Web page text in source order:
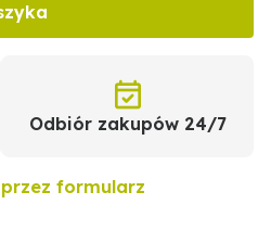
Odbiór zakupów 24/7
formularz